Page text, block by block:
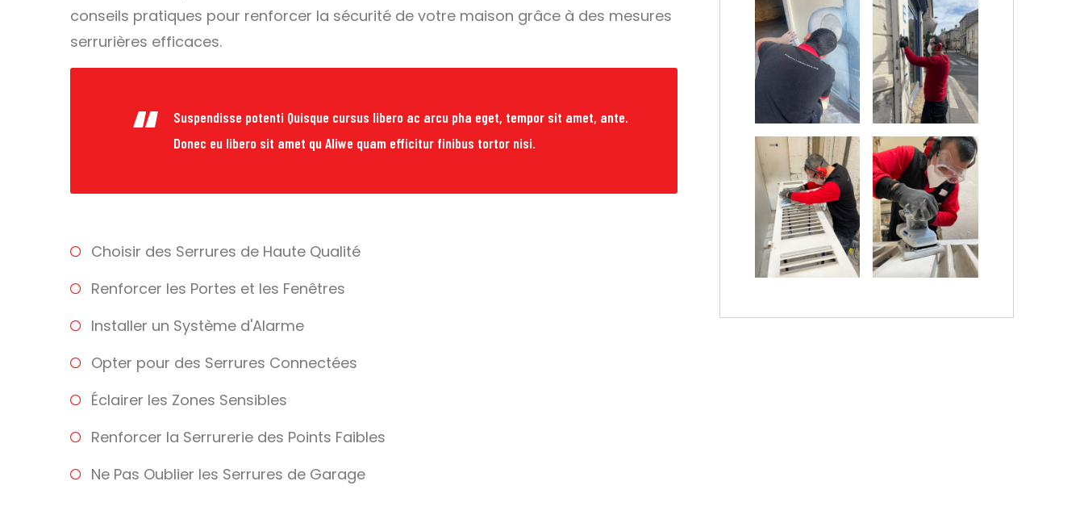
conseils pratiques pour renforcer la sécurité de votre maison grâce à des mesures
serrurières efficaces.
Suspendisse potenti Quisque cursus libero ac arcu pha eget, tempor sit amet, ante.
Donec eu libero sit amet qu Aliwe quam efficitur finibus tortor nisi.
Choisir des Serrures de Haute Qualité
Renforcer les Portes et les Fenêtres
Installer un Système d'Alarme
Opter pour des Serrures Connectées
Éclairer les Zones Sensibles
Renforcer la Serrurerie des Points Faibles
Ne Pas Oublier les Serrures de Garage